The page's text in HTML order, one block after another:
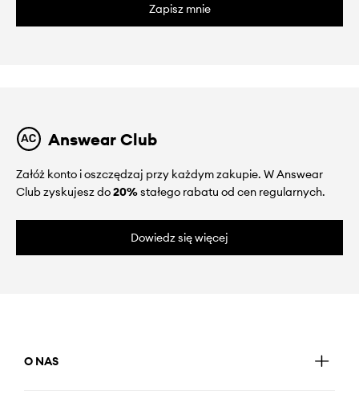
Zapisz mnie
Answear Club
Załóż konto i oszczędzaj przy każdym zakupie. W Answear
Club zyskujesz do20%stałego rabatu od cen regularnych.
Dowiedz się więcej
O NAS